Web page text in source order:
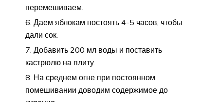
перемешиваем.
Даем яблокам постоять 4-5 часов, чтобы
дали сок.
Добавить 200 мл воды и поставить
кастрюлю на плиту.
На среднем огне при постоянном
помешивании доводим содержимое до